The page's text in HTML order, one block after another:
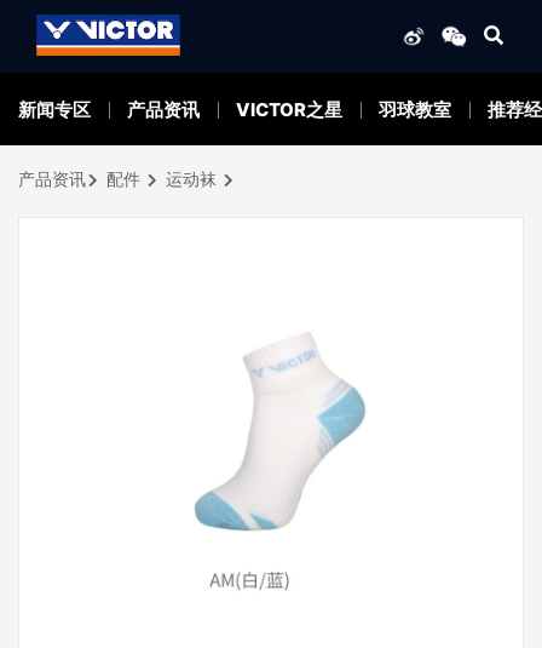
新闻专区 产品资讯 VICTOR之星 羽球教室 推荐
产品资讯 配件 运动袜